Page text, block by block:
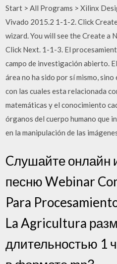
Start > All Programs > Xilinx
Vivado 2015.2 1-1-2. Click
wizard. You will see the Create a
Click Next. 1-1-3. El
campo de investigación abierto.
área no ha sido por sí mismo,
con las cuales esta relacionada
matemáticas y el conocimiento
órganos del cuerpo humano que
en la manipulación de las
Cлушайте онлайн
песню Webinar
Para
La Agricultura
длительностью 1